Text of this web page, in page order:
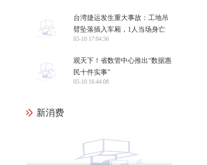
台湾捷运发生重大事故：工地吊
臂坠落插入车厢，1人当场身亡
05-10 17:04:56
观天下！省数管中心推出“数据惠
民十件实事”
05-10 16:44:08
新消费